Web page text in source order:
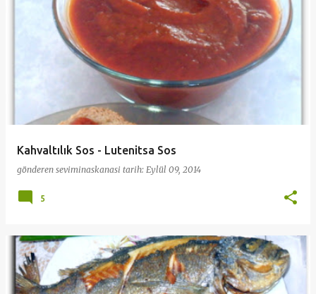
Kahvaltılık Sos - Lutenitsa Sos
gönderen seviminaskanasi tarih: Eylül 09, 2014
5